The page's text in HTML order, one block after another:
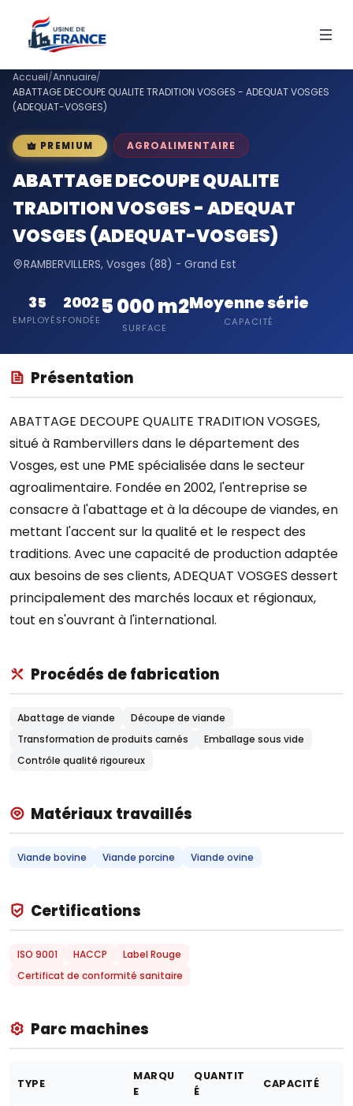
Accueil/Annuaire/
ABATTAGE DECOUPE QUALITE TRADITION VOSGES - ADEQUAT VOSGES
(ADEQUAT-VOSGES)
PREMIUM AGROALIMENTAIRE
ABATTAGE DECOUPE QUALITE
TRADITION VOSGES - ADEQUAT
VOSGES (ADEQUAT-VOSGES)
RAMBERVILLERS, Vosges (88) - Grand Est
35
EMPLOYÉS
2002
FONDÉE
5 000 m2
SURFACE
Moyenne série
CAPACITÉ
Présentation
ABATTAGE DECOUPE QUALITE TRADITION VOSGES,
situé à Rambervillers dans le département des
Vosges, est une PME spécialisée dans le secteur
agroalimentaire. Fondée en 2002, l'entreprise se
consacre à l'abattage et à la découpe de viandes, en
mettant l'accent sur la qualité et le respect des
traditions. Avec une capacité de production adaptée
aux besoins de ses clients, ADEQUAT VOSGES dessert
principalement des marchés locaux et régionaux,
tout en s'ouvrant à l'international.
Procédés de fabrication
Abattage de viande
Découpe de viande
Transformation de produits carnés
Emballage sous vide
Contrôle qualité rigoureux
Matériaux travaillés
Viande bovine Viande porcine Viande ovine
Certifications
ISO 9001 HACCP
Label Rouge
Certificat de conformité sanitaire
Parc machines
TYPE
MARQU
E
QUANTIT
É
CAPACITÉ